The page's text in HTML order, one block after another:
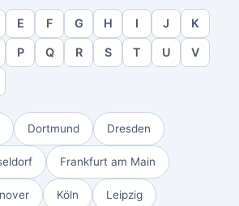
E F G H I J K
P Q R S T U V
Dortmund Dresden
Frankfurt am Main
Köln Leipzig